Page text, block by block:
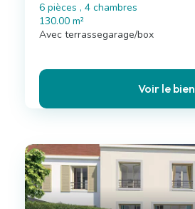
6 pièces , 4 chambres
130.00 m²
Avec terrassegarage/box
Voir le bien